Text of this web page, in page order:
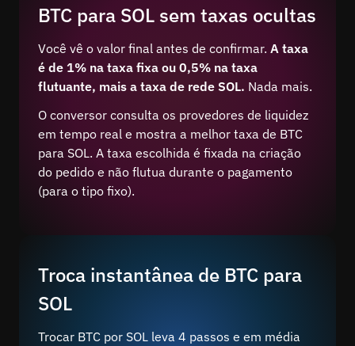
BTC para SOL sem taxas ocultas
Você vê o valor final antes de confirmar. A taxa
é de 1% na taxa fixa ou 0,5% na taxa
flutuante, mais a taxa de rede SOL. Nada mais.
O conversor consulta os provedores de liquidez
em tempo real e mostra a melhor taxa de BTC
para SOL. A taxa escolhida é fixada na criação
do pedido e não flutua durante o pagamento
(para o tipo fixo).
Troca instantânea de BTC para
SOL
Trocar BTC por SOL leva 4 passos e em média